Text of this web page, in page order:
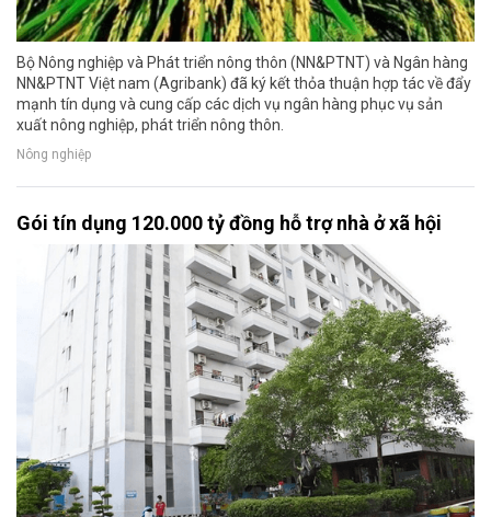
Bộ Nông nghiệp và Phát triển nông thôn (NN&PTNT) và Ngân hàng
NN&PTNT Việt nam (Agribank) đã ký kết thỏa thuận hợp tác về đẩy
mạnh tín dụng và cung cấp các dịch vụ ngân hàng phục vụ sản
xuất nông nghiệp, phát triển nông thôn.
Nông nghiệp
Gói tín dụng 120.000 tỷ đồng hỗ trợ nhà ở xã hội